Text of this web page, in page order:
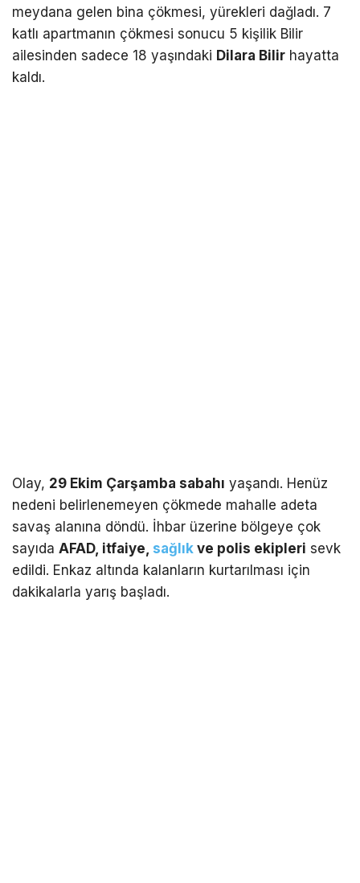
meydana gelen bina çökmesi, yürekleri dağladı. 7
katlı apartmanın çökmesi sonucu 5 kişilik Bilir
ailesinden sadece 18 yaşındaki Dilara Bilir hayatta
kaldı.
Olay, 29 Ekim Çarşamba sabahı yaşandı. Henüz
nedeni belirlenemeyen çökmede mahalle adeta
savaş alanına döndü. İhbar üzerine bölgeye çok
sayıda AFAD, itfaiye, sağlık ve polis ekipleri sevk
edildi. Enkaz altında kalanların kurtarılması için
dakikalarla yarış başladı.